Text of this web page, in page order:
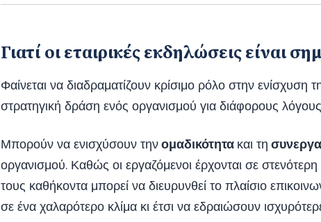
Γιατί οι εταιρικές εκδηλώσεις είναι
Φαίνεται να διαδραματίζουν κρίσιμο ρόλο στην ενίσχυση
στρατηγική δράση ενός οργανισμού για διάφορους
Μπορούν να ενισχύσουν τηνομαδικότητα και τη
οργανισμού. Καθώς οι εργαζόμενοι έρχονται σε
τους καθήκοντα μπορεί να διευρυνθεί το πλαίσιο
σε ένα χαλαρότερο κλίμα κι έτσι να εδραιώσουν